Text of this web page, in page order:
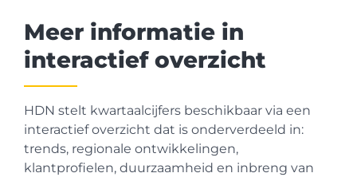
Meer informatie in
interactief overzicht
HDN stelt kwartaalcijfers beschikbaar via een
interactief overzicht dat is onderverdeeld in:
trends, regionale ontwikkelingen,
klantprofielen, duurzaamheid en inbreng van